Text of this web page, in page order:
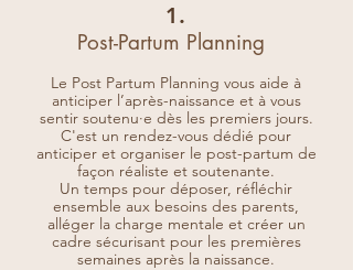
1.
Post-Partum Planning
Le Post Partum Planning vous aide à
anticiper l’après-naissance et à vous
sentir soutenu·e dès les premiers jours.
C'est un rendez-vous dédié pour
anticiper et organiser le post-partum de
façon réaliste et soutenante.
Un temps pour déposer, réfléchir
ensemble aux besoins des parents,
alléger la charge mentale et créer un
cadre sécurisant pour les premières
semaines après la naissance.
Bébés), ainsi qu'une formation sur la
réanimation néonatale et
indépendamment des formations sur
l'allaitement, l'accompagnement post
partum, l'accouchement physiologique et
le yoga parents - bébé.